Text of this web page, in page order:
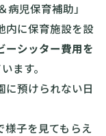
児保育補助」
内に保育施設を設
ーシッター費用を
ます。
に預けられない日
様子を見てもらえ